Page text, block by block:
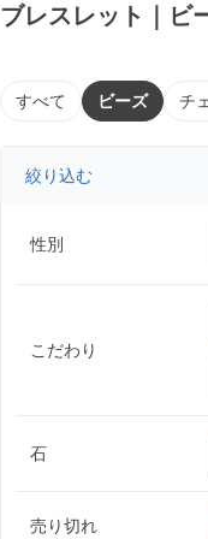
ブレスレット｜ビ
すべて ビーズ チ
絞り込む
性別
こだわり
石
売り切れ